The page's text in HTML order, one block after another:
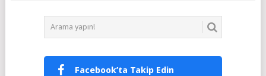
Facebook’ta Takip Edin